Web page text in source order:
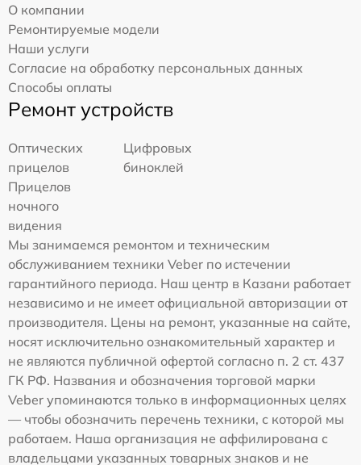
О компании
Ремонтируемые модели
Наши услуги
Согласие на обработку персональных данных
Способы оплаты
Ремонт устройств
Оптических
прицелов
Цифровых
биноклей
Прицелов
ночного
видения
Мы занимаемся ремонтом и техническим
обслуживанием техники Veber по истечении
гарантийного периода. Наш центр в Казани работает
независимо и не имеет официальной авторизации от
производителя. Цены на ремонт, указанные на сайте,
носят исключительно ознакомительный характер и
не являются публичной офертой согласно п. 2 ст. 437
ГК РФ. Названия и обозначения торговой марки
Veber упоминаются только в информационных целях
— чтобы обозначить перечень техники, с которой мы
работаем. Наша организация не аффилирована с
владельцами указанных товарных знаков и не